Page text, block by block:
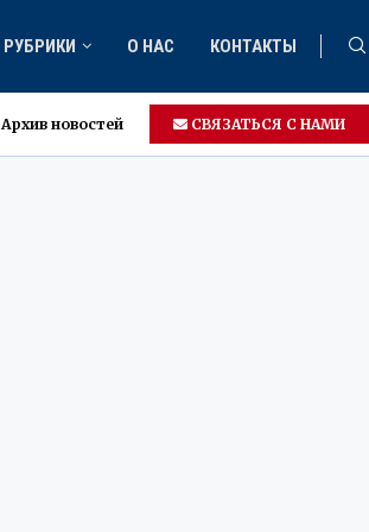
РУБРИКИ О НАС КОНТАКТЫ
Архив новостей СВЯЗАТЬСЯ С НАМИ